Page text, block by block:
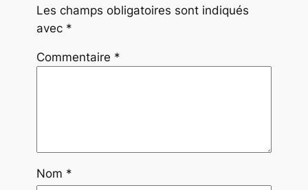
Les champs obligatoires sont indiqués
avec *
Commentaire *
Nom *